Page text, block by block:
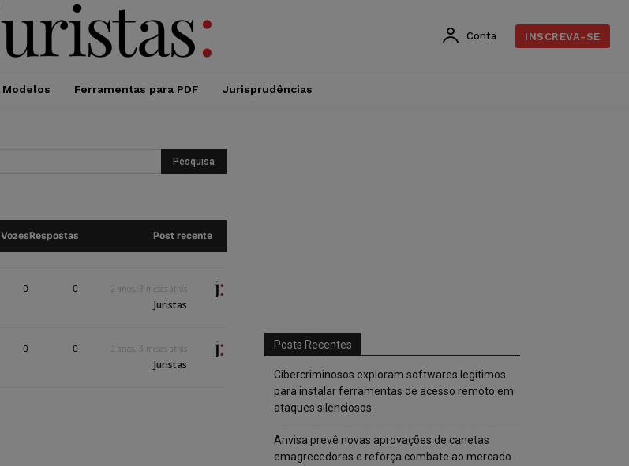
Conta INSCREVA-SE
Modelos Ferramentas para PDF Jurisprudências
VozesRespostas Post recente
0 0 2 anos, 3 meses atrás
Juristas
0 0 2 anos, 3 meses atrás
Juristas
Posts Recentes
Cibercriminosos exploram softwares legítimos
para instalar ferramentas de acesso remoto em
ataques silenciosos
Anvisa prevê novas aprovações de canetas
emagrecedoras e reforça combate ao mercado